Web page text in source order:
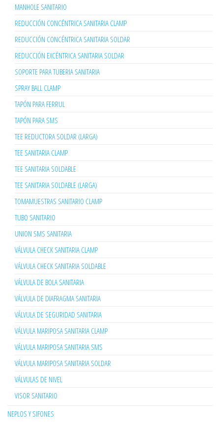
MANHOLE SANITARIO
REDUCCIÓN CONCÉNTRICA SANITARIA CLAMP
REDUCCIÓN CONCÉNTRICA SANITARIA SOLDAR
REDUCCIÓN EXCÉNTRICA SANITARIA SOLDAR
SOPORTE PARA TUBERIA SANITARIA
SPRAY BALL CLAMP
TAPÓN PARA FERRUL
TAPÓN PARA SMS
TEE REDUCTORA SOLDAR (LARGA)
TEE SANITARIA CLAMP
TEE SANITARIA SOLDABLE
TEE SANITARIA SOLDABLE (LARGA)
TOMAMUESTRAS SANITARIO CLAMP
TUBO SANITARIO
UNION SMS SANITARIA
VÁLVULA CHECK SANITARIA CLAMP
VÁLVULA CHECK SANITARIA SOLDABLE
VÁLVULA DE BOLA SANITARIA
VÁLVULA DE DIAFRAGMA SANITARIA
VÁLVULA DE SEGURIDAD SANITARIA
VÁLVULA MARIPOSA SANITARIA CLAMP
VÁLVULA MARIPOSA SANITARIA SMS
VÁLVULA MARIPOSA SANITARIA SOLDAR
VÁLVULAS DE NIVEL
VISOR SANITARIO
NEPLOS Y SIFONES